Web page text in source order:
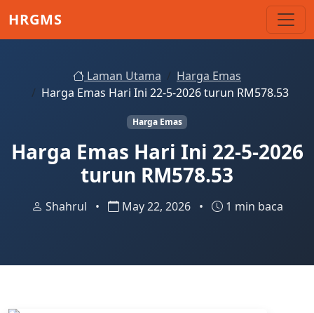
HRGMS
Laman Utama
Harga Emas
Harga Emas Hari Ini 22-5-2026 turun RM578.53
Harga Emas
Harga Emas Hari Ini 22-5-2026
turun RM578.53
Shahrul • May 22, 2026 • 1 min baca